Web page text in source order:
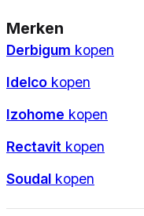
Merken
Derbigum kopen
Idelco kopen
Izohome kopen
Rectavit kopen
Soudal kopen